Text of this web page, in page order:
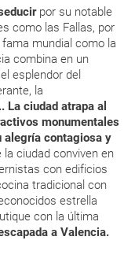
por su notable
como las Fallas, por
mundial como la
combina en un
esplendor del
la
.. La ciudad atrapa al
monumentales
alegría contagiosa y
la ciudad conviven en
con edificios
tradicional con
estrella
con la última
a Valencia.
de un paquete
la documentación
la cual deberás
de la compañía
la salida.
anular o
gastos puede
del viaje?
para ir